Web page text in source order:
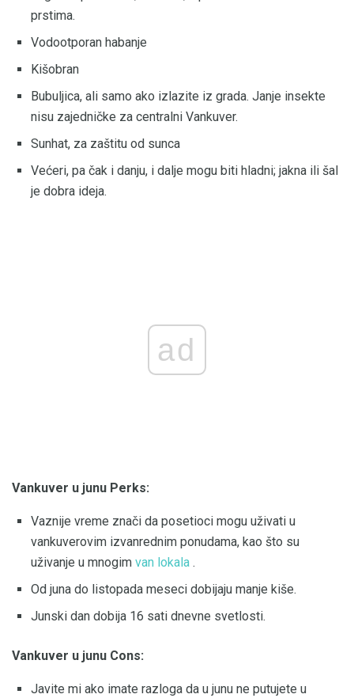
prstima.
Vodootporan habanje
Kišobran
Bubuljica, ali samo ako izlazite iz grada. Janje insekte
nisu zajedničke za centralni Vankuver.
Sunhat, za zaštitu od sunca
Većeri, pa čak i danju, i dalje mogu biti hladni; jakna ili šal
je dobra ideja.
ad
Vankuver u junu Perks:
Vaznije vreme znači da posetioci mogu uživati ​​u
vankuverovim izvanrednim ponudama, kao što su
uživanje u mnogim van lokala .
Od juna do listopada meseci dobijaju manje kiše.
Junski dan dobija 16 sati dnevne svetlosti.
Vankuver u junu Cons:
Javite mi ako imate razloga da u junu ne putujete u